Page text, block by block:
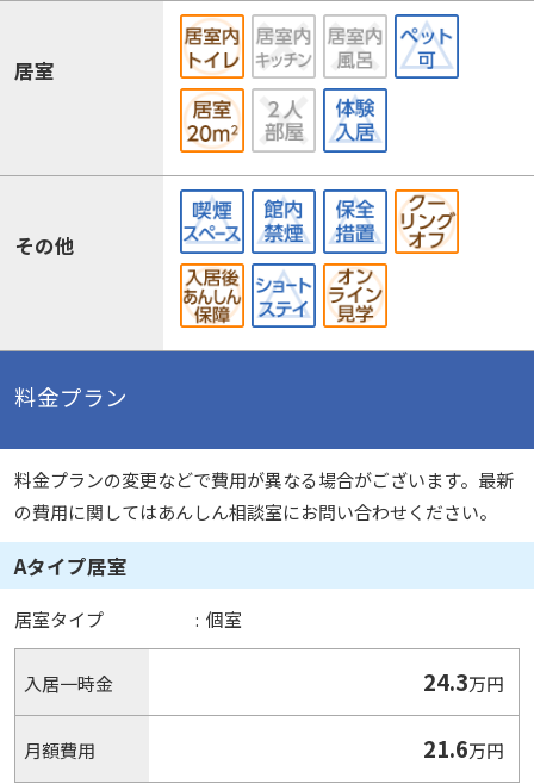
居室
その他
料金プラン
料金プランの変更などで費用が異なる場合がございます。最新
の費用に関してはあんしん相談室にお問い合わせください。
Aタイプ居室
居室タイプ : 個室
入居一時金 24.3万円
月額費用 21.6万円